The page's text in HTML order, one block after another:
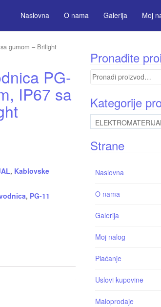
Naslovna O nama Galerija Moj
gumom – Brilight
PG-
IP67 sa
, Kablovske
, PG-11
Pronađite
Pretraga
Kategorije
Strane
Naslovna
O nama
Galerija
Moj nalog
Plaćanje
Uslovi kupovine
Maloprodaje